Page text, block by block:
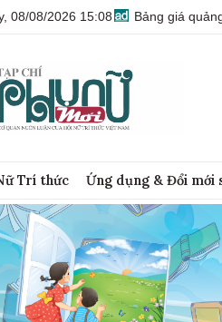
08/08/2026 15:08 Bảng giá
Trí thức Ứng dụng & Đổi mới